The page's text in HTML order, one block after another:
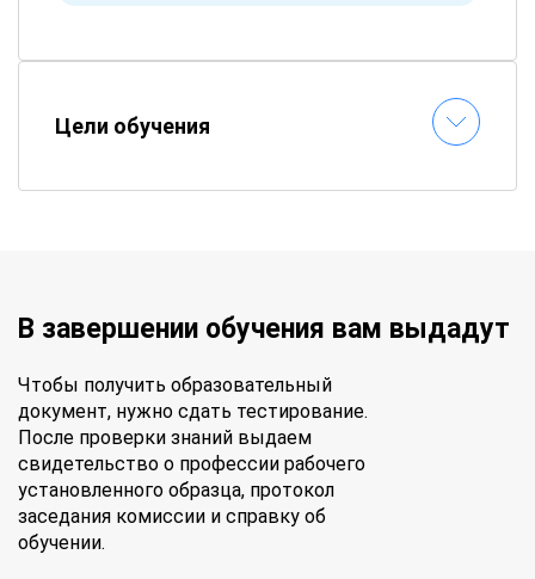
Цели обучения
В завершении обучения вам выдадут
Чтобы получить образовательный
документ, нужно сдать тестирование.
После проверки знаний выдаем
свидетельство о профессии рабочего
установленного образца, протокол
заседания комиссии и справку об
обучении.